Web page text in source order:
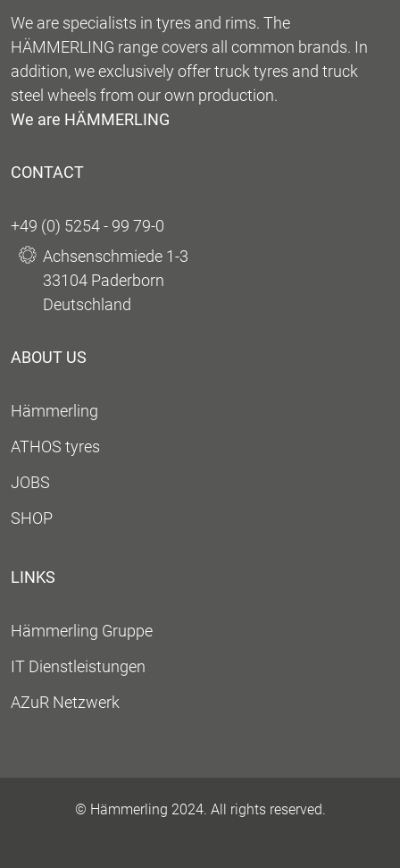
We are specialists in tyres and rims. The
HÄMMERLING range covers all common brands. In
addition, we exclusively offer truck tyres and truck
steel wheels from our own production.
We are HÄMMERLING
CONTACT
+49 (0) 5254 - 99 79-0
Achsenschmiede 1-3
33104 Paderborn
Deutschland
ABOUT US
Hämmerling
ATHOS tyres
JOBS
SHOP
LINKS
Hämmerling Gruppe
IT Dienstleistungen
AZuR Netzwerk
© Hämmerling 2024. All rights reserved.